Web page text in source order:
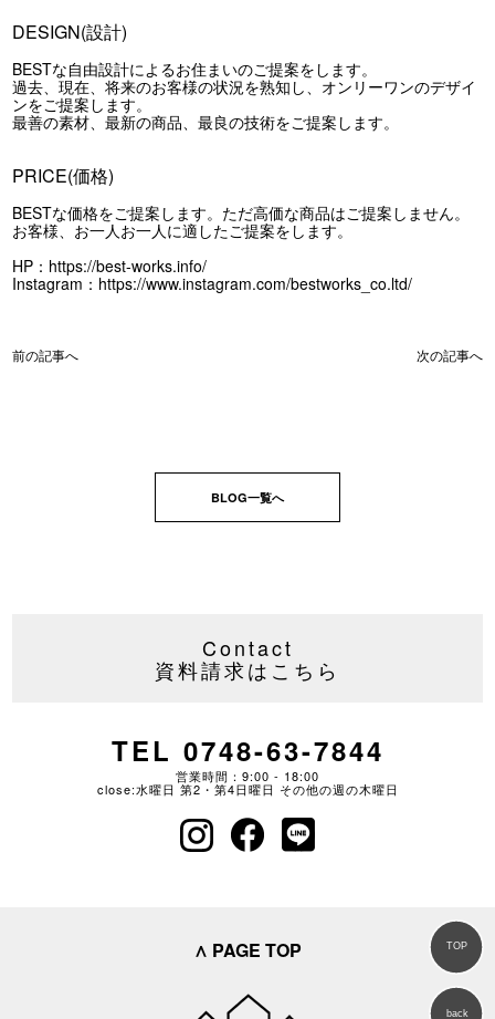
DESIGN(設計)
BESTな自由設計によるお住まいのご提案をします。
過去、現在、将来のお客様の状況を熟知し、オンリーワンのデザイ
ンをご提案します。
最善の素材、最新の商品、最良の技術をご提案します。
PRICE(価格)
BESTな価格をご提案します。ただ高価な商品はご提案しません。
お客様、お一人お一人に適したご提案をします。
HP： https://best-works.info/
Instagram： https://www.instagram.com/bestworks_co.ltd/
前の記事へ 次の記事へ
BLOG一覧へ
Contact
資料請求はこちら
TEL 0748-63-7844
営業時間：9:00 - 18:00
close:水曜日 第2・第4日曜日 その他の週の木曜日
∧ PAGE TOP